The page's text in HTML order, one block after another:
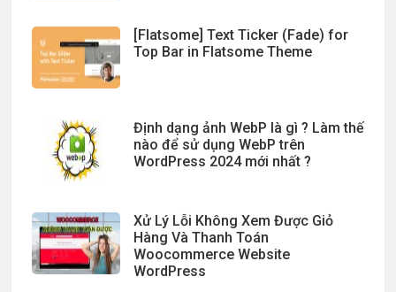
[Flatsome] Text Ticker (Fade) for
Top Bar in Flatsome Theme
Định dạng ảnh WebP là gì ? Làm thế
nào để sử dụng WebP trên
WordPress 2024 mới nhất ?
Xử Lý Lỗi Không Xem Được Giỏ
Hàng Và Thanh Toán
Woocommerce Website
WordPress